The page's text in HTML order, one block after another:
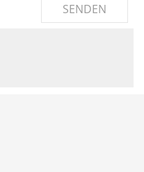
SENDEN